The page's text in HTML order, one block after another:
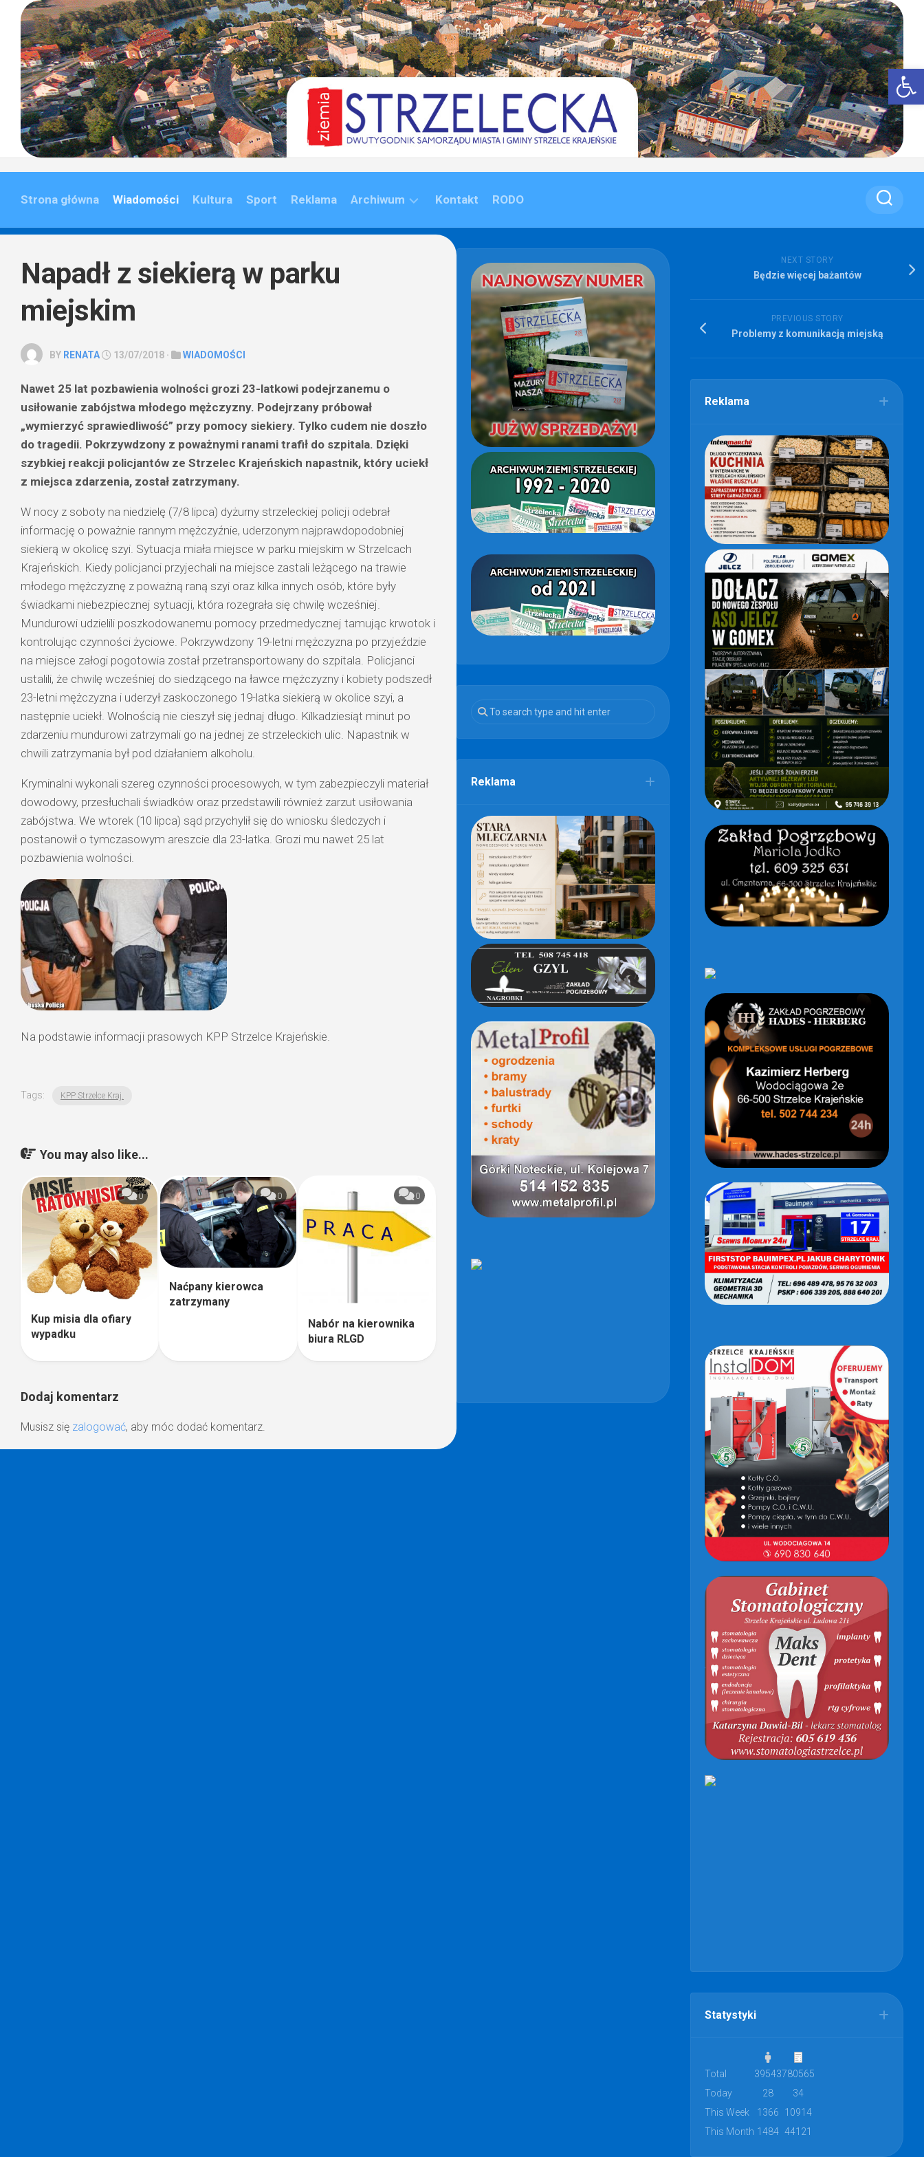
content
Strona główna Wiadomości Kultura Sport Reklama Archiwum Kontakt RODO
Napadł z siekierą w parku
miejskim
BY RENATA 13/07/2018 · WIADOMOŚCI
Nawet 25 lat pozbawienia wolności grozi 23-latkowi podejrzanemu o
usiłowanie zabójstwa młodego mężczyzny. Podejrzany próbował
„wymierzyć sprawiedliwość” przy pomocy siekiery. Tylko cudem nie doszło
do tragedii. Pokrzywdzony z poważnymi ranami trafił do szpitala. Dzięki
szybkiej reakcji policjantów ze Strzelec Krajeńskich napastnik, który uciekł
z miejsca zdarzenia, został zatrzymany.
W nocy z soboty na niedzielę (7/8 lipca) dyżurny strzeleckiej policji odebrał
informację o poważnie rannym mężczyźnie, uderzonym najprawdopodobniej
siekierą w okolicę szyi. Sytuacja miała miejsce w parku miejskim w Strzelcach
Krajeńskich. Kiedy policjanci przyjechali na miejsce zastali leżącego na trawie
młodego mężczyznę z poważną raną szyi oraz kilka innych osób, które były
świadkami niebezpiecznej sytuacji, która rozegrała się chwilę wcześniej.
Mundurowi udzielili poszkodowanemu pomocy przedmedycznej tamując krwotok i
kontrolując czynności życiowe. Pokrzywdzony 19-letni mężczyzna po przyjeździe
na miejsce załogi pogotowia został przetransportowany do szpitala. Policjanci
ustalili, że chwilę wcześniej do siedzącego na ławce mężczyzny i kobiety podszedł
23-letni mężczyzna i uderzył zaskoczonego 19-latka siekierą w okolice szyi, a
następnie uciekł. Wolnością nie cieszył się jednaj długo. Kilkadziesiąt minut po
zdarzeniu mundurowi zatrzymali go na jednej ze strzeleckich ulic. Napastnik w
chwili zatrzymania był pod działaniem alkoholu.
Kryminalni wykonali szereg czynności procesowych, w tym zabezpieczyli materiał
dowodowy, przesłuchali świadków oraz przedstawili również zarzut usiłowania
zabójstwa. We wtorek (10 lipca) sąd przychylił się do wniosku śledczych i
postanowił o tymczasowym areszcie dla 23-latka. Grozi mu nawet 25 lat
pozbawienia wolności.
Na podstawie informacji prasowych KPP Strzelce Krajeńskie.
Tags: KPP Strzelce Kraj.
You may also like...
0
Kup misia dla ofiary
wypadku
0
Naćpany kierowca
zatrzymany
0
Nabór na kierownika
biura RLGD
Dodaj komentarz
Musisz się zalogować, aby móc dodać komentarz.
NEXT STORY
Będzie więcej bażantów
PREVIOUS STORY
Problemy z komunikacją miejską
Reklama
Statystyki
Total 39543780565
Today
28
34
This Week
1366
10914
This Month 1484 44121
Reklama